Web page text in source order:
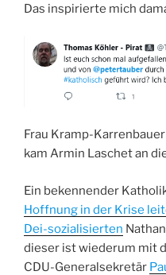
Das inspirierte mich
Frau Kramp-
kam Armin Laschet an
Ein bekennender
Hoffnung in der Krise
Dei-sozialisierten
dieser ist wiederum mit
CDU-Generalsekretär